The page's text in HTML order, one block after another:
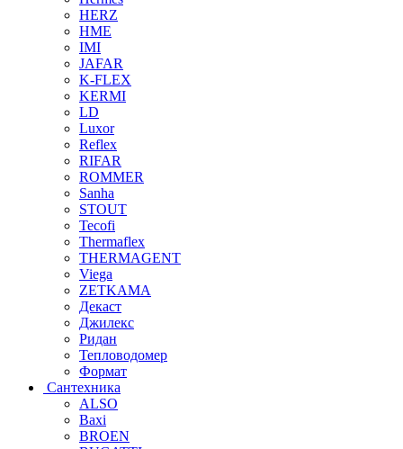
HERZ
HME
IMI
JAFAR
K-FLEX
KERMI
LD
Luxor
Reflex
RIFAR
ROMMER
Sanha
STOUT
Tecofi
Thermaflex
THERMAGENT
Viega
ZETKAMA
Декаст
Джилекс
Ридан
Тепловодомер
Формат
Сантехника
ALSO
Baxi
BROEN